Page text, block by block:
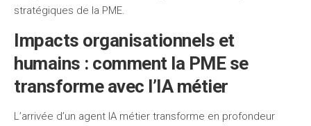
stratégiques de la PME.
Impacts organisationnels et
humains : comment la PME se
transforme avec l’IA métier
L’arrivée d’un agent IA métier transforme en profondeur